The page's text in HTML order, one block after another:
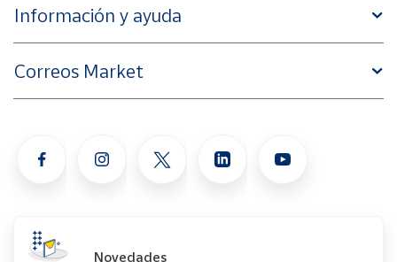
Información y ayuda
Correos Market
Novedades